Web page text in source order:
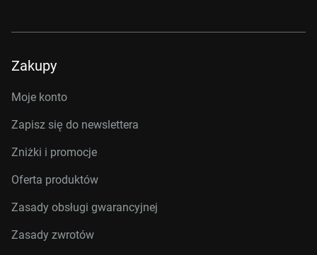
Zakupy
Moje konto
Zapisz się do newslettera
Zniżki i promocje
Oferta produktów
Zasady obsługi gwarancyjnej
Zasady zwrotów